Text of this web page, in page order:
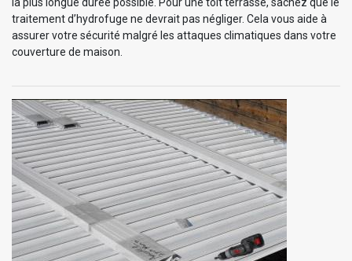
traitement d’hydrofuge ne devrait pas négliger. Cela vous aide à
assurer votre sécurité malgré les attaques climatiques dans votre
couverture de maison.